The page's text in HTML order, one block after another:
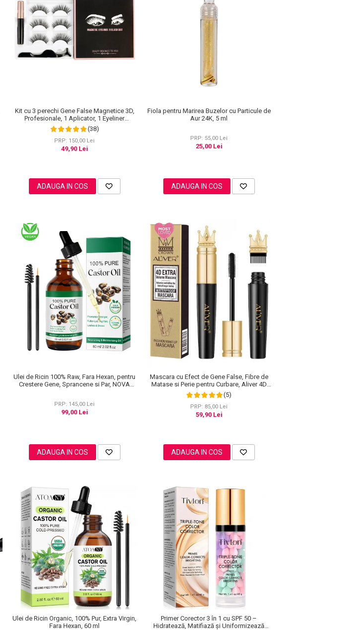
Kit cu 3 perechi Gene False Magnetice 3D,
Profesionale, 1 Aplicator, 1 Eyeliner
Magnetic Negru intens, Waterproof, 3
Modele
(38)
PRP: 150,00 Lei
49,90 Lei
ADAUGA IN COS
Fiola pentru Marirea Buzelor cu Particule de
Aur 24K, 5 ml
PRP: 55,00 Lei
25,00 Lei
ADAUGA IN COS
Ulei de Ricin 100% Raw, Fara Hexan, pentru
Crestere Gene, Sprancene si Par, NOVA
PRP: 145,00 Lei
99,00 Lei
ADAUGA IN COS
Mascara cu Efect de Gene False, Fibre de
Matase si Perie pentru Curbare, Aliver 4D
Extra Volume, Waterproof, Negru,10 g
(5)
PRP: 85,00 Lei
59,90 Lei
ADAUGA IN COS
Ulei de Ricin Organic, 100% Pur, Extra Virgin,
Fara Hexan, 60 ml
Primer Corector 3 în 1 cu SPF 50 –
Hidratează, Matifiază și Uniformizează